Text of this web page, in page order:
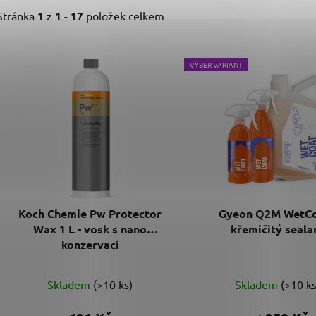
1 z 1 - 17 položek celkem
Koch Chemie Pw Protector
Wax 1 L - vosk s nano
konzervací
hodnocení
produktu
Skladem (>10 ks)
VÝBĚR VARIANT
Gyeon Q2M
křemičitý
produktu
Skladem (>10